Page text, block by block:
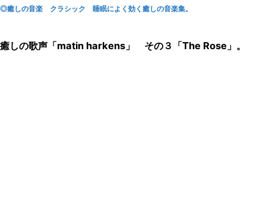
◎癒しの音楽 クラシック 睡眠によく効く癒しの音楽集。
癒しの歌声「matin harkens」 その３「The Rose」。